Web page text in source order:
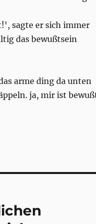
sagte er sich immer
das bewußtsein
arme ding da unten
ja, mir ist